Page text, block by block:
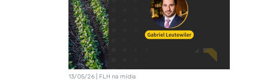
13/05/26 | FLH na mídia